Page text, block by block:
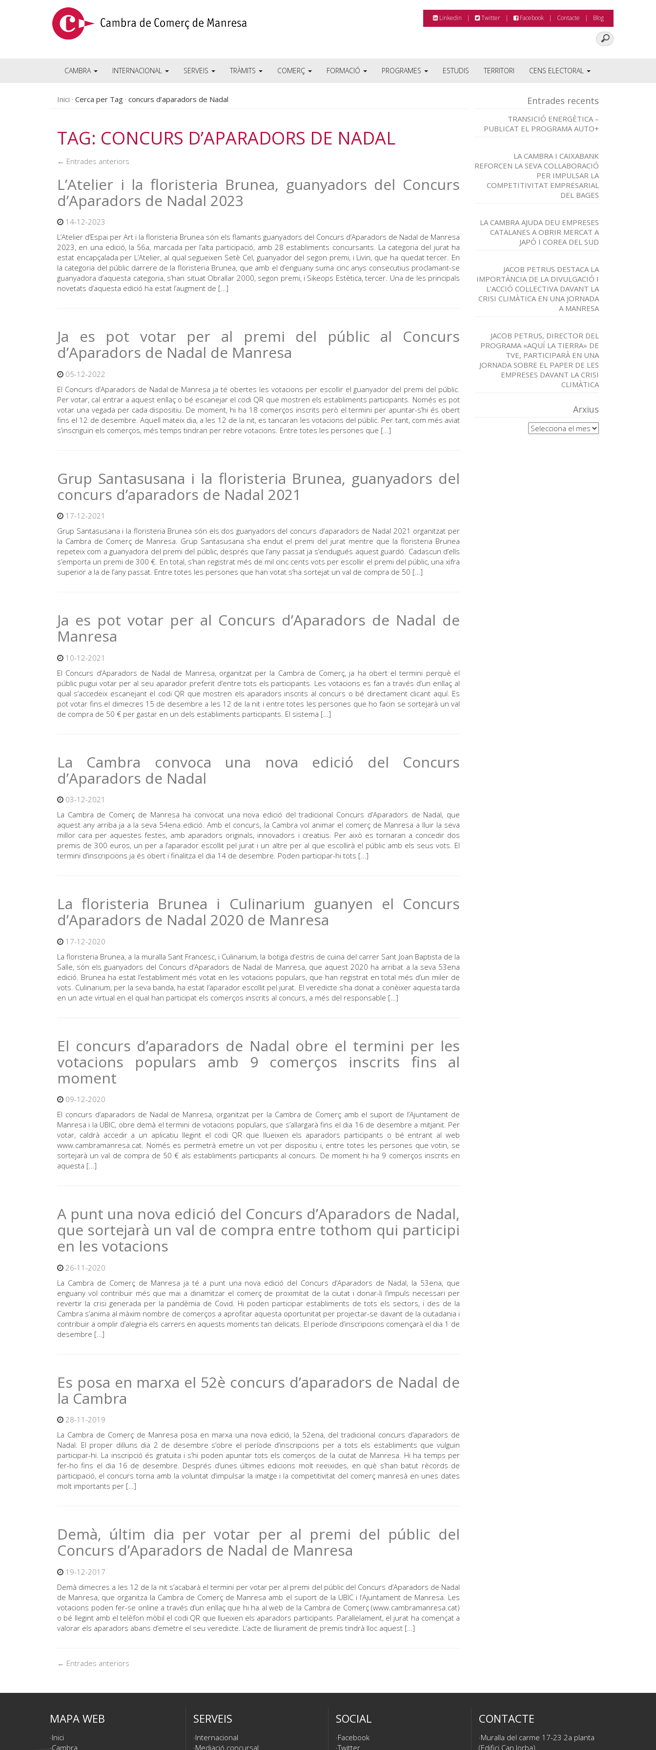
Linkedin Twitter Facebook Contacte Blog
CAMBRA INTERNACIONAL SERVEIS TRÀMITS COMERÇ FORMACIÓ PROGRAMES ESTUDIS TERRITORI CENS ELECTORAL
Inici Cerca per Tag concurs d’aparadors de Nadal
TAG: CONCURS D’APARADORS DE NADAL
← Entrades anteriors
L’Atelier i la floristeria Brunea, guanyadors del Concurs
d’Aparadors de Nadal 2023
14-12-2023
L’Atelier d’Espai per Art i la floristeria Brunea són els flamants guanyadors del Concurs d’Aparadors de Nadal de Manresa
2023, en una edició, la 56a, marcada per l’alta participació, amb 28 establiments concursants. La categoria del jurat ha
estat encapçalada per L’Atelier, al qual segueixen Setè Cel, guanyador del segon premi, i Livin, que ha quedat tercer. En
la categoria del públic darrere de la floristeria Brunea, que amb el d’enguany suma cinc anys consecutius proclamant-se
guanyadora d’aquesta categoria, s’han situat Obrallar 2000, segon premi, i Sikeops Estètica, tercer. Una de les principals
novetats d’aquesta edició ha estat l’augment de […]
Ja es pot votar per al premi del públic al Concurs
d’Aparadors de Nadal de Manresa
05-12-2022
El Concurs d’Aparadors de Nadal de Manresa ja té obertes les votacions per escollir el guanyador del premi del públic.
Per votar, cal entrar a aquest enllaç o bé escanejar el codi QR que mostren els establiments participants. Només es pot
votar una vegada per cada dispositiu. De moment, hi ha 18 comerços inscrits però el termini per apuntar-s’hi és obert
fins el 12 de desembre. Aquell mateix dia, a les 12 de la nit, es tancaran les votacions del públic. Per tant, com més aviat
s’inscriguin els comerços, més temps tindran per rebre votacions. Entre totes les persones que […]
Grup Santasusana i la floristeria Brunea, guanyadors del
concurs d’aparadors de Nadal 2021
17-12-2021
Grup Santasusana i la floristeria Brunea són els dos guanyadors del concurs d’aparadors de Nadal 2021 organitzat per
la Cambra de Comerç de Manresa. Grup Santasusana s’ha endut el premi del jurat mentre que la floristeria Brunea
repeteix com a guanyadora del premi del públic, després que l’any passat ja s’endugués aquest guardó. Cadascun d’ells
s’emporta un premi de 300 €. En total, s’han registrat més de mil cinc cents vots per escollir el premi del públic, una xifra
superior a la de l’any passat. Entre totes les persones que han votat s’ha sortejat un val de compra de 50 […]
Ja es pot votar per al Concurs d’Aparadors de Nadal de
Manresa
10-12-2021
El Concurs d’Aparadors de Nadal de Manresa, organitzat per la Cambra de Comerç, ja ha obert el termini perquè el
públic pugui votar per al seu aparador preferit d’entre tots els participants. Les votacions es fan a través d’un enllaç al
qual s’accedeix escanejant el codi QR que mostren els aparadors inscrits al concurs o bé directament clicant aquí. Es
pot votar fins el dimecres 15 de desembre a les 12 de la nit i entre totes les persones que ho facin se sortejarà un val
de compra de 50 € per gastar en un dels establiments participants. El sistema […]
La Cambra convoca una nova edició del Concurs
d’Aparadors de Nadal
03-12-2021
La Cambra de Comerç de Manresa ha convocat una nova edició del tradicional Concurs d’Aparadors de Nadal, que
aquest any arriba ja a la seva 54ena edició. Amb el concurs, la Cambra vol animar el comerç de Manresa a lluir la seva
millor cara per aquestes festes, amb aparadors originals, innovadors i creatius. Per això es tornaran a concedir dos
premis de 300 euros, un per a l’aparador escollit pel jurat i un altre per al que escollirà el públic amb els seus vots. El
termini d’inscripcions ja és obert i finalitza el dia 14 de desembre. Poden participar-hi tots […]
La floristeria Brunea i Culinarium guanyen el Concurs
d’Aparadors de Nadal 2020 de Manresa
17-12-2020
La floristeria Brunea, a la muralla Sant Francesc, i Culinarium, la botiga d’estris de cuina del carrer Sant Joan Baptista de la
Salle, són els guanyadors del Concurs d’Aparadors de Nadal de Manresa, que aquest 2020 ha arribat a la seva 53ena
edició. Brunea ha estat l’establiment més votat en les votacions populars, que han registrat en total més d’un miler de
vots. Culinarium, per la seva banda, ha estat l’aparador escollit pel jurat. El veredicte s’ha donat a conèixer aquesta tarda
en un acte virtual en el qual han participat els comerços inscrits al concurs, a més del responsable […]
El concurs d’aparadors de Nadal obre el termini per les
votacions populars amb 9 comerços inscrits fins al
moment
09-12-2020
El concurs d’aparadors de Nadal de Manresa, organitzat per la Cambra de Comerç amb el suport de l’Ajuntament de
Manresa i la UBIC, obre demà el termini de votacions populars, que s’allargarà fins el dia 16 de desembre a mitjanit. Per
votar, caldrà accedir a un aplicatiu llegint el codi QR que llueixen els aparadors participants o bé entrant al web
www.cambramanresa.cat. Només es permetrà emetre un vot per dispositiu i, entre totes les persones que votin, se
sortejarà un val de compra de 50 € als establiments participants al concurs. De moment hi ha 9 comerços inscrits en
aquesta […]
A punt una nova edició del Concurs d’Aparadors de Nadal,
que sortejarà un val de compra entre tothom qui participi
en les votacions
26-11-2020
La Cambra de Comerç de Manresa ja té a punt una nova edició del Concurs d’Aparadors de Nadal, la 53ena, que
enguany vol contribuir més que mai a dinamitzar el comerç de proximitat de la ciutat i donar-li l’impuls necessari per
revertir la crisi generada per la pandèmia de Covid. Hi poden participar establiments de tots els sectors, i des de la
Cambra s’anima al màxim nombre de comerços a aprofitar aquesta oportunitat per projectar-se davant de la ciutadania i
contribuir a omplir d’alegria els carrers en aquests moments tan delicats. El període d’inscripcions començarà el dia 1 de
desembre […]
Es posa en marxa el 52è concurs d’aparadors de Nadal de
la Cambra
28-11-2019
La Cambra de Comerç de Manresa posa en marxa una nova edició, la 52ena, del tradicional concurs d’aparadors de
Nadal. El proper dilluns dia 2 de desembre s’obre el període d’inscripcions per a tots els establiments que vulguin
participar-hi. La inscripció és gratuïta i s’hi poden apuntar tots els comerços de la ciutat de Manresa. Hi ha temps per
fer-ho fins el dia 16 de desembre. Després d’unes últimes edicions molt reeixides, en què s’han batut rècords de
participació, el concurs torna amb la voluntat d’impulsar la imatge i la competitivitat del comerç manresà en unes dates
molt importants per […]
Demà, últim dia per votar per al premi del públic del
Concurs d’Aparadors de Nadal de Manresa
19-12-2017
Demà dimecres a les 12 de la nit s’acabarà el termini per votar per al premi del públic del Concurs d’Aparadors de Nadal
de Manresa, que organitza la Cambra de Comerç de Manresa amb el suport de la UBIC i l’Ajuntament de Manresa. Les
votacions poden fer-se online a través d’un enllaç que hi ha al web de la Cambra de Comerç (www.cambramanresa.cat)
o bé llegint amb el telèfon mòbil el codi QR que llueixen els aparadors participants. Paral·lelament, el jurat ha començat a
valorar els aparadors abans d’emetre el seu veredicte. L’acte de lliurament de premis tindrà lloc aquest […]
← Entrades anteriors
Entrades recents
TRANSICIÓ ENERGÈTICA –
PUBLICAT EL PROGRAMA AUTO+
LA CAMBRA I CAIXABANK
REFORCEN LA SEVA COL·LABORACIÓ
PER IMPULSAR LA
COMPETITIVITAT EMPRESARIAL
DEL BAGES
LA CAMBRA AJUDA DEU EMPRESES
CATALANES A OBRIR MERCAT A
JAPÓ I COREA DEL SUD
JACOB PETRUS DESTACA LA
IMPORTÀNCIA DE LA DIVULGACIÓ I
L’ACCIÓ COL·LECTIVA DAVANT LA
CRISI CLIMÀTICA EN UNA JORNADA
A MANRESA
JACOB PETRUS, DIRECTOR DEL
PROGRAMA «AQUÍ LA TIERRA» DE
TVE, PARTICIPARÀ EN UNA
JORNADA SOBRE EL PAPER DE LES
EMPRESES DAVANT LA CRISI
CLIMÀTICA
Arxius
Arxius
MAPA WEB
Inici
Cambra
SERVEIS
Internacional
Mediació concursal
SOCIAL
Facebook
Twitter
CONTACTE
Muralla del carme 17-23 2a planta
(Edifici Can Jorba)